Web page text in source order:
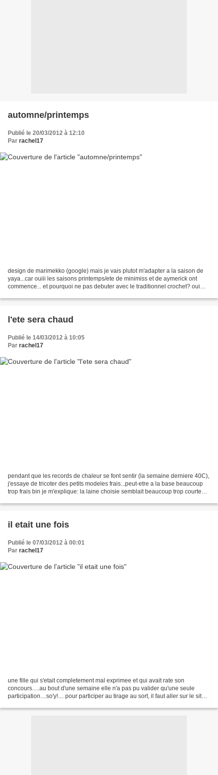
automne/printemps
Publié le 20/03/2012 à 12:10
Par rachel17
design de marimekko (google) mais je vais plutot m'adapter a la saison de
yaya...car ouiii les saisons printemps/ete de minimiss et de aymerick ont
commence... et pourquoi ne pas debuter avec le traditionnel crochet? oui
l'ete sera chaud
Publié le 14/03/2012 à 10:05
Par rachel17
pendant que les records de chaleur se font sentir (la semaine derniere 40C),
j'essaye de tricoter des petits modeles frais...peut-etre a la base beaucoup
trop frais bin je m'explique: la laine choisie semblait beaucoup trop courte
il etait une fois
Publié le 07/03/2012 à 00:01
Par rachel17
une fille qui s'etait completement mal exprimee et qui avait rate son
concours.....au bout d'une semaine elle n'a pas pu valider qu'une seule
participation....so'y!.... pour participer au tirage au sort, il faut aller sur le site